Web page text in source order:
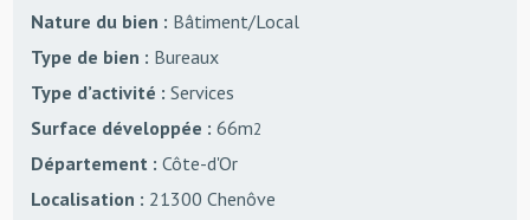
Nature du bien : Bâtiment/Local
Type de bien : Bureaux
Type d’activité : Services
Surface développée : 66m2
Département : Côte-d'Or
Localisation : 21300 Chenôve